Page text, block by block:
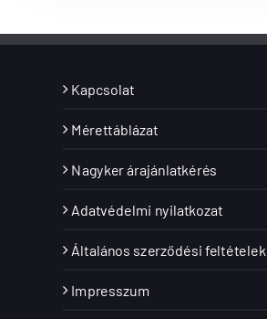
Kapcsolat
Mérettáblázat
Nagyker árajánlatkérés
Adatvédelmi nyilatkozat
Általános szerződési feltételek
Impresszum